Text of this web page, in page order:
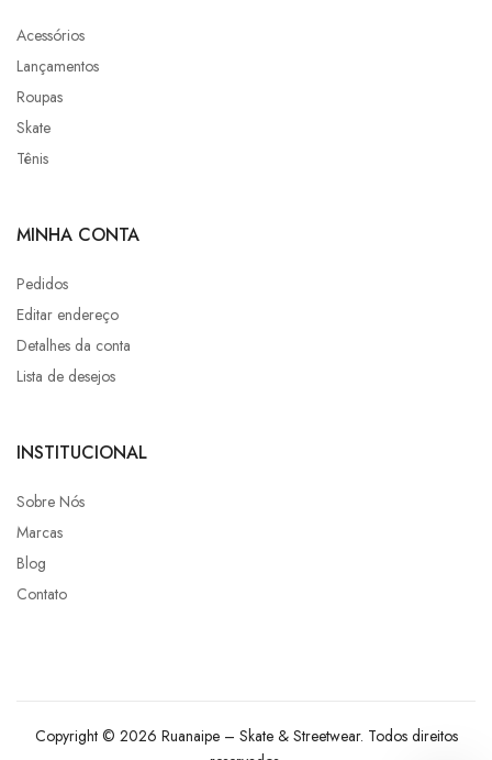
Acessórios
Lançamentos
Roupas
Skate
Tênis
MINHA CONTA
Pedidos
Editar endereço
Detalhes da conta
Lista de desejos
INSTITUCIONAL
Sobre Nós
Marcas
Blog
Contato
Copyright © 2026 Ruanaipe – Skate & Streetwear. Todos direitos